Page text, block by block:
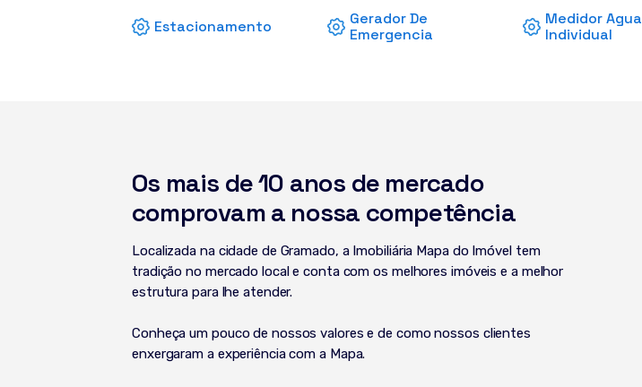
Estacionamento
Gerador De
Emergencia
Medidor Agua
Individual
Os mais de 10 anos de mercado
comprovam a nossa competência
Localizada na cidade de Gramado, a Imobiliária Mapa do Imóvel tem
tradição no mercado local e conta com os melhores imóveis e a melhor
estrutura para lhe atender.
Conheça um pouco de nossos valores e de como nossos clientes
enxergaram a experiência com a Mapa.